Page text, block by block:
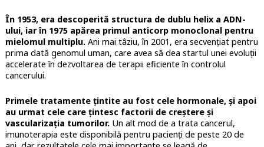
În 1953, era descoperită structura de dublu helix a ADN-
ului, iar în 1975 apărea primul anticorp monoclonal pentru
mielomul multiplu.Ani mai tâziu, în 2001, era secvențiat pentru
prima dată genomul uman, care avea să dea startul unei evoluții
accelerate în dezvoltarea de terapii eficiente în controlul
cancerului.
Primele tratamente țintite au fost cele hormonale, și apoi
au urmat cele care țintesc factorii de creștere și
vascularizația tumorilor.Un alt mod de a trata cancerul,
imunoterapia este disponibilă pentru pacienți de peste 20 de